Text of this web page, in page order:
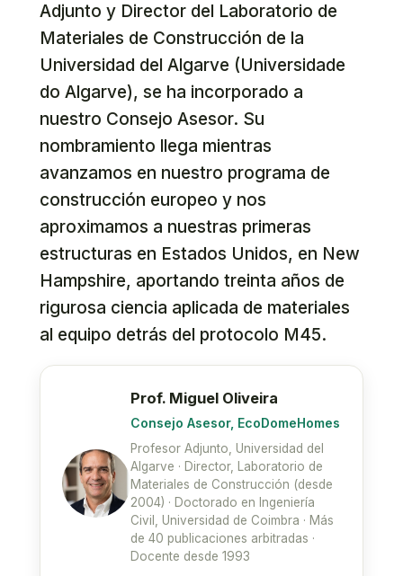
Adjunto y Director del Laboratorio de
Materiales de Construcción de la
Universidad del Algarve (Universidade
do Algarve), se ha incorporado a
nuestro Consejo Asesor. Su
nombramiento llega mientras
avanzamos en nuestro programa de
construcción europeo y nos
aproximamos a nuestras primeras
estructuras en Estados Unidos, en New
Hampshire, aportando treinta años de
rigurosa ciencia aplicada de materiales
al equipo detrás del protocolo M45.
Prof. Miguel Oliveira
Consejo Asesor, EcoDomeHomes
Profesor Adjunto, Universidad del
Algarve · Director, Laboratorio de
Materiales de Construcción (desde
2004) · Doctorado en Ingeniería
Civil, Universidad de Coimbra · Más
de 40 publicaciones arbitradas ·
Docente desde 1993